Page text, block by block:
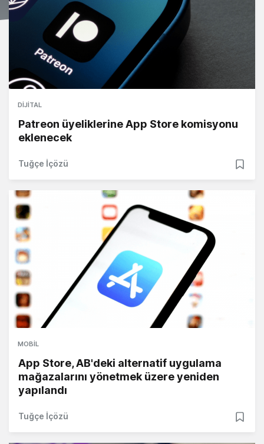
DIJITAL
Patreon üyeliklerine App Store komisyonu
eklenecek
Tuğçe İçözü
MOBIL
App Store, AB'deki alternatif uygulama
mağazalarını yönetmek üzere yeniden
yapılandı
Tuğçe İçözü